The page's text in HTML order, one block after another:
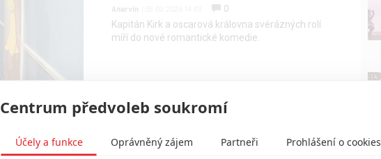
Anarvin
0
Kapitán Kirk a oscarová královna svérázných rolí
míří do nové romantické komedie.
The Catch: Ctižádostivý
ulovit mořskou pannu
Centrum předvoleb soukromí
Účely a funkce Oprávněný zájem Partneři Prohlášení o cookies